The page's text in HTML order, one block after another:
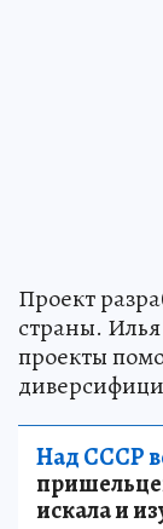
Проект
страны.
проекты
Над СССР
искала и